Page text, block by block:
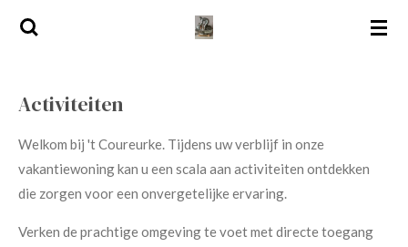
Ga
Activiteiten
Welkom bij 't Coureurke. Tijdens uw verblijf in onze
vakantiewoning kan u een scala aan activiteiten ontdekken
die zorgen voor een onvergetelijke ervaring.
Verken de prachtige omgeving te voet met directe toegang